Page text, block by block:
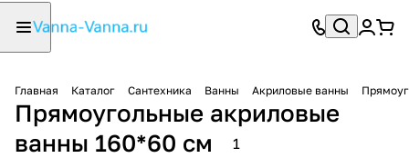
Главная Каталог Сантехника Ванны Акриловые ванны
Прямоугольные акриловые
ванны 160*60 см
1